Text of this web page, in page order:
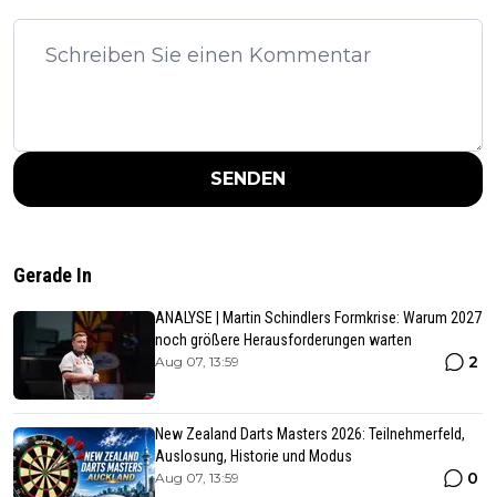
SENDEN
Gerade In
ANALYSE | Martin Schindlers Formkrise: Warum 2027
noch größere Herausforderungen warten
Aug 07, 13:59 2
New Zealand Darts Masters 2026: Teilnehmerfeld,
Auslosung, Historie und Modus
Aug 07, 13:59 0